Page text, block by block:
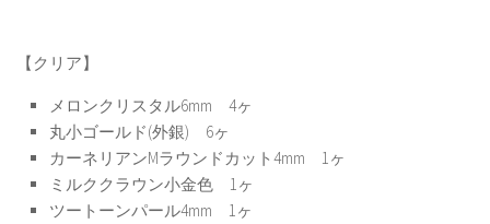
【クリア】
メロンクリスタル6mm 4ヶ
丸小ゴールド(外銀) 6ヶ
カーネリアンMラウンドカット4mm 1ヶ
ミルククラウン小金色 1ヶ
ツートーンパール4mm 1ヶ